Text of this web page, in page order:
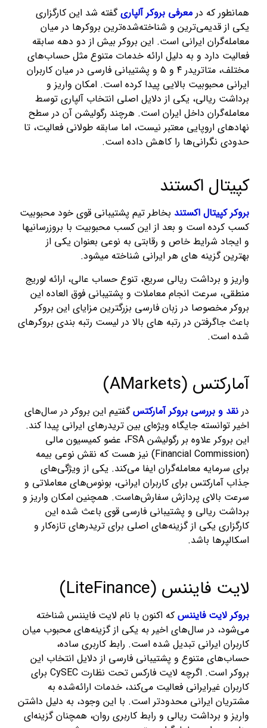
همانطور که در معرفی بروکر آلپاریگفته شد این کارگزاری
یکی از قدیمی‌ترین و شناخته‌شده‌ترین بروکرها در میان
معامله‌گران ایرانی است. این بروکر بیش از دو دهه سابقه
فعالیت دارد و به دلیل ارائه خدمات متنوع مثل حساب‌های
مختلف، متاتریدر ۴ و ۵ و پشتیبانی فارسی در میان کاربران
ایرانی محبوبیت بالایی پیدا کرده است. امکان واریز و
برداشت ریالی، یکی از دلایل اصلی انتخاب آلپاری توسط
معامله‌گران داخل ایران است. هرچند رگولیشن آن در سطح
نهادهای اروپایی معتبر نیست، اما سابقه طولانی فعالیت، تا
حدودی نگرانی‌ها را کاهش داده است.
کپیتال اکستند
بروکر کپیتال اکستند بخاطر تیم پشتیبانی قوی خود محبوبیت
کسب کرده است و بعد از این کسب محبوبیت با بروزرسانیها
و ایجاد شرایط خاص و رقابتی به نوعی بعنوان یکی از
بهترین گزینه های هر ایرانی شناخته میشود.
واریز و برداشت ریالی سریع، تنوع حساب عالی، ارائه لوریج
منطقی، سرعت انجام معاملات و پشتیبانی فوق العاده این
بروکر مخصوصا در زبان فارسی بزرگترین مزایای این بروکر
باعث جاگرفتن در رتبه های بالا در لیست رتبه بندی بروکرهای
شده است.
آمارکتس (AMarkets)
در نقد و بررسی بروکر آمارکتسگفتیم این بروکر در سال‌های
اخیر توانسته جایگاه ویژه‌ای بین تریدرهای ایرانی پیدا کند.
این بروکر علاوه بر رگولیشن FSA، عضو کمیسیون مالی
(Financial Commission) نیز هست که نقش نوعی بیمه
برای سرمایه معامله‌گران ایفا می‌کند. یکی از ویژگی‌های
جذاب آمارکتس برای کاربران ایرانی، بونوس‌های معاملاتی و
سرعت بالای پردازش سفارش‌هاست. همچنین امکان واریز و
برداشت ریالی و پشتیبانی فارسی قوی باعث شده این
کارگزاری یکی از گزینه‌های اصلی برای تریدرهای تازه‌کار و
اسکالپرها باشد.
لایت فایننس (LiteFinance)
بروکر لایت فایننس که اکنون با نام لایت فایننس شناخته
می‌شود، در سال‌های اخیر به یکی از گزینه‌های محبوب میان
کاربران ایرانی تبدیل شده است. رابط کاربری ساده،
حساب‌های متنوع و پشتیبانی فارسی از دلایل انتخاب این
بروکر است. اگرچه لایت فارکس تحت نظارت CySEC برای
کاربران غیرایرانی فعالیت می‌کند، خدمات ارائه‌شده به
مشتریان ایرانی محدودتر است. با این وجود، به دلیل داشتن
واریز و برداشت ریالی و رابط کاربری روان، همچنان گزینه‌ای